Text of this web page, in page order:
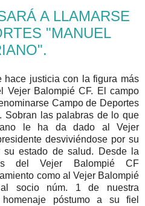
A LLAMARSE
"MANUEL
hace justicia con la figura más
Vejer Balompié CF. El campo
Campo de Deportes
Sobran las palabras de lo que
le ha da dado al Vejer
desviviéndose por su
estado de salud. Desde la
del Vejer Balompié CF
como al Vejer Balompié
socio núm. 1 de nuestra
póstumo a su fiel